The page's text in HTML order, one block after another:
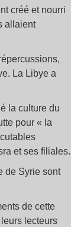
créé et nourri
allaient
La Libye a
la culture du
pour « la
et ses filiales.
de Syrie sont
de cette
lecteurs